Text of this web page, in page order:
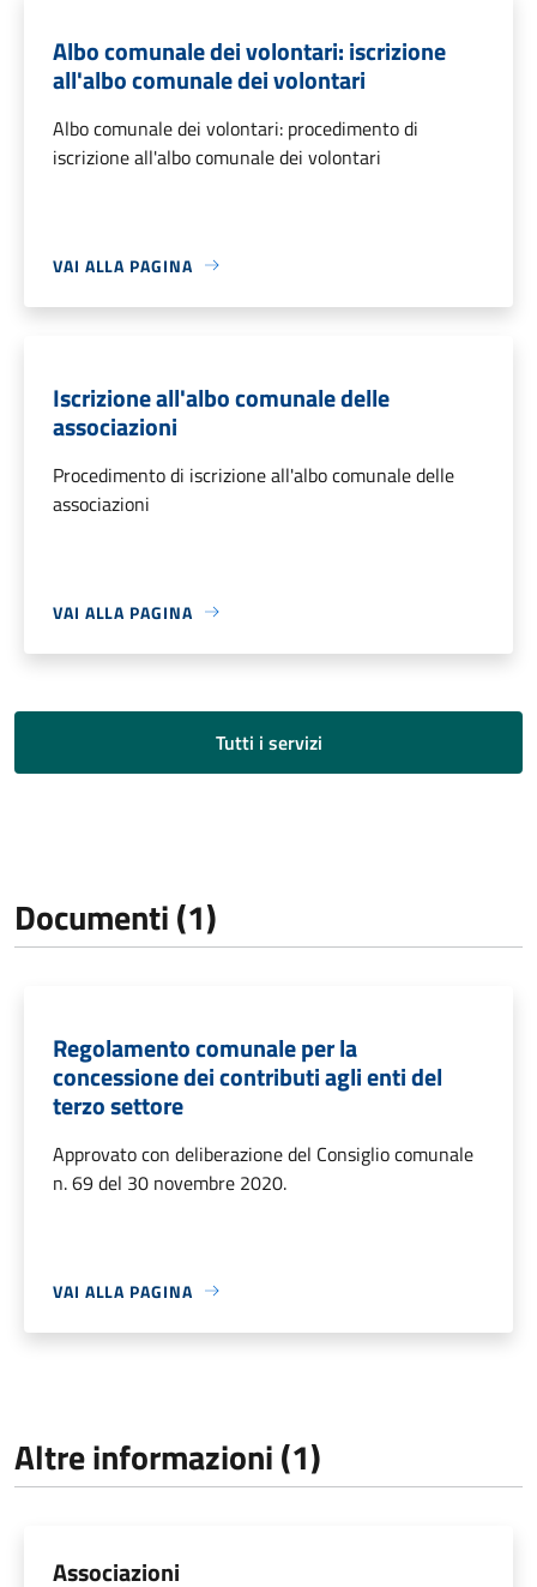
Albo comunale dei volontari: iscrizione
all'albo comunale dei volontari
Albo comunale dei volontari: procedimento di
iscrizione all'albo comunale dei volontari
VAI ALLA PAGINA
Iscrizione all'albo comunale delle
associazioni
Procedimento di iscrizione all'albo comunale delle
associazioni
VAI ALLA PAGINA
Tutti i servizi
Documenti (1)
Regolamento comunale per la
concessione dei contributi agli enti del
terzo settore
Approvato con deliberazione del Consiglio comunale
n. 69 del 30 novembre 2020.
VAI ALLA PAGINA
Altre informazioni (1)
Associazioni